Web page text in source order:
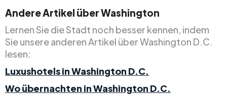
Andere Artikel über Washington
Lernen Sie die Stadt noch besser kennen, indem
Sie unsere anderen Artikel über Washington D.C.
lesen:
Luxushotels in Washington D.C.
Wo übernachten in Washington D.C.